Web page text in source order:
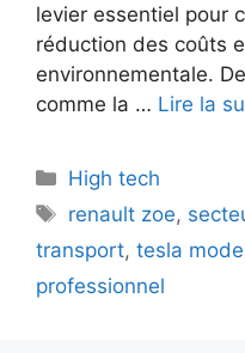
levier essentiel pour
réduction des coûts
environnementale.
comme la … Lire la
Catégories
High tech
Étiquettes
renault zoe,
transport, tesla
professionnel